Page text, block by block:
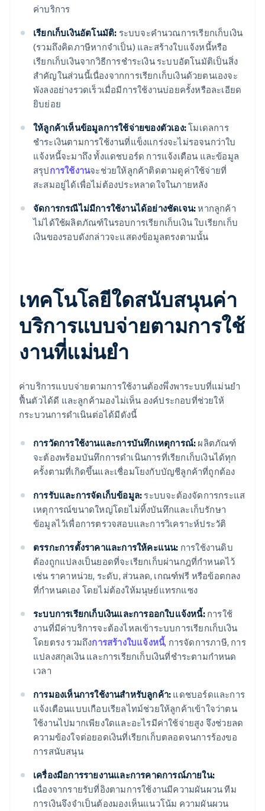
ค่าบริการ
เรียกเก็บเงินอัตโนมัติ: ระบบจะคำนวณการเรียกเก็บเงิน
(รวมถึงคิดภาษีหากจำเป็น) และสร้างใบแจ้งหนี้หรือ
เรียกเก็บเงินจากวิธีการชำระเงิน ระบบอัตโนมัติเป็นสิ่ง
สำคัญในส่วนนี้เนื่องจากการเรียกเก็บเงินด้วยตนเองจะ
พังลงอย่างรวดเร็วเมื่อมีการใช้งานบ่อยครั้งหรือละเอียด
ยิบย่อย
ให้ลูกค้าเห็นข้อมูลการใช้จ่ายของตัวเอง:โมเดลการ
ชำระเงินตามการใช้งานที่แข็งแกร่งจะไม่รอจนกว่าใบ
แจ้งหนี้จะมาถึง ทั้งแดชบอร์ด การแจ้งเตือน และข้อมูล
สรุปการใช้งานจะช่วยให้ลูกค้าติดตามดูค่าใช้จ่ายที่
สะสมอยู่ได้เพื่อไม่ต้องประหลาดใจในภายหลัง
จัดการกรณีไม่มีการใช้งานได้อย่างชัดเจน:หากลูกค้า
ไม่ได้ใช้ผลิตภัณฑ์ในรอบการเรียกเก็บเงิน ใบเรียกเก็บ
เงินของรอบดังกล่าวจะแสดงข้อมูลตรงตามนั้น
เทคโนโลยีใดสนับสนุนค่า
บริการแบบจ่ายตามการใช้
งานที่แม่นยำ
ค่าบริการแบบจ่ายตามการใช้งานต้องพึ่งพาระบบที่แม่นยำ
ฟื้นตัวได้ดี และลูกค้ามองไม่เห็น องค์ประกอบที่ช่วยให้
กระบวนการดำเนินต่อได้มีดังนี้
การวัดการใช้งานและการบันทึกเหตุการณ์: ผลิตภัณฑ์
จะต้องพร้อมบันทึกการดำเนินการที่เรียกเก็บเงินได้ทุก
ครั้งตามที่เกิดขึ้นและเชื่อมโยงกับบัญชีลูกค้าที่ถูกต้อง
การรับและการจัดเก็บข้อมูล: ระบบจะต้องจัดการกระแส
เหตุการณ์ขนาดใหญ่โดยไม่ทิ้งบันทึกและเก็บรักษา
ข้อมูลไว้เพื่อการตรวจสอบและการวิเคราะห์ประวัติ
ตรรกะการตั้งราคาและการให้คะแนน: การใช้งานดิบ
ต้องถูกแปลงเป็นยอดที่จะเรียกเก็บผ่านกฎที่กำหนดไว้
เช่น ราคาหน่วย, ระดับ, ส่วนลด, เกณฑ์ฟรี หรือข้อตกลง
ที่กำหนดเอง โดยไม่ต้องให้มนุษย์แทรกแซง
ระบบการเรียกเก็บเงินและการออกใบแจ้งหนี้:การใช้
งานที่มีค่าบริการจะต้องไหลเข้าระบบการเรียกเก็บเงิน
โดยตรง รวมถึงการสร้างใบแจ้งหนี้, การจัดการภาษี, การ
แปลงสกุลเงิน และการเรียกเก็บเงินที่ชำระตามกำหนด
เวลา
การมองเห็นการใช้งานสำหรับลูกค้า: แดชบอร์ดและการ
แจ้งเตือนแบบเกือบเรียลไทม์ช่วยให้ลูกค้าเข้าใจว่าตน
ใช้งานไปมากเพียงใดและอะไรมีค่าใช้จ่ายสูง จึงช่วยลด
ความข้องใจต่อยอดเงินที่เรียกเก็บตลอดจนการร้องขอ
การสนับสนุน
เครื่องมือการรายงานและการคาดการณ์ภายใน:
เนื่องจากรายรับที่อิงตามการใช้งานมีความผันผวน ทีม
การเงินจึงจำเป็นต้องมองเห็นแนวโน้ม ความผันผวน